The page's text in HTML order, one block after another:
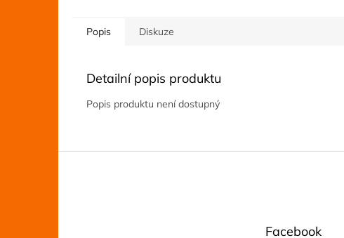
Popis Diskuze
Detailní popis produktu
Popis produktu není dostupný
Facebook